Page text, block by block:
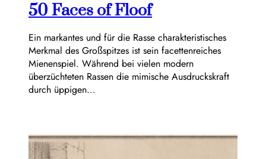
50 Faces of Floof
Ein markantes und für die Rasse charakteristisches
Merkmal des Großspitzes ist sein facettenreiches
Mienenspiel. Während bei vielen modern
überzüchteten Rassen die mimische Ausdruckskraft
durch üppigen…